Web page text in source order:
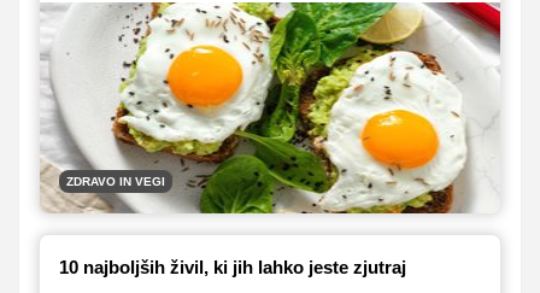
spodbuja splošno dobro počutje.
ZDRAVO IN VEGI
10 najboljših živil, ki jih lahko jeste zjutraj